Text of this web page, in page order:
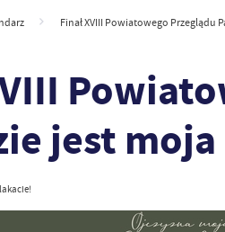
Finał XVIII Powiatowego Przeglądu
jest moja